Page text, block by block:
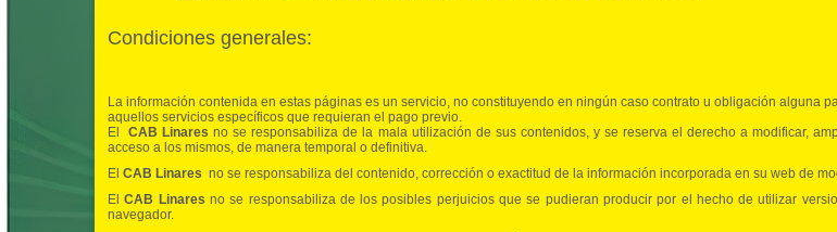
Condiciones generales:
La información contenida en estas páginas es un servicio, no constituyendo en ningún caso contrato u obligación alguna
aquellos servicios específicos que requieran el pago previo.
ElCAB Linaresno se responsabiliza de la mala utilización de sus contenidos, y se reserva el derecho a modificar,
acceso a los mismos, de manera temporal o definitiva.
El CAB Linares no se responsabiliza del contenido, corrección o exactitud de la información incorporada en su web de
ElCAB Linares no se responsabiliza de los posibles perjuicios que se pudieran producir por el hecho de utilizar
navegador.